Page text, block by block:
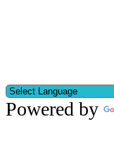
Powered by